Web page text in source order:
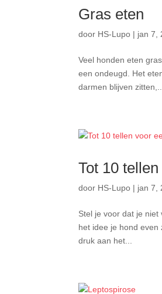
Gras eten
door HS-Lupo | jan 7,
Veel honden eten
een ondeugd. Het
darmen blijven zitten,...
Tot 10
door HS-Lupo | jan 7,
Stel je voor dat je
het idee je hond
druk aan het...